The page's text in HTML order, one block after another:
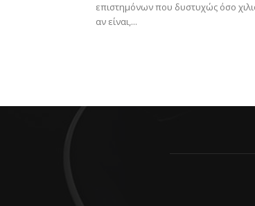
επιστημόνων που δυστυχώς όσο
αν είναι,...